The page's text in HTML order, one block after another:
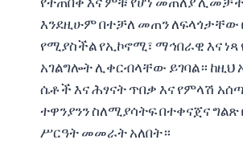
እንደዚሁም በተቻለ መጠን
የሚያስችል የኢኮኖሚ፣ ማኅበራዊ እና ነጻ
አገልግሎት ሊቀርብላቸው ይገባል። ከዚህ
ሴቶች እና ሕፃናት ጥበቃ እና የምላሽ
ተዋንያንን ስለሚያሳትፍ በተቀናጀና
ሥርዓት መመራት አለበት።